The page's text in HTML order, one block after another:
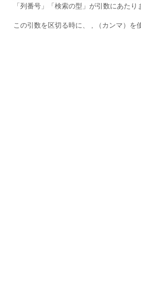
「列番号」「検索の型」が引数にあたり
この引数を区切る時に、 , （カンマ）を